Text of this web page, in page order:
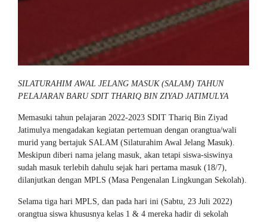
SILATURAHIM AWAL JELANG MASUK (SALAM) TAHUN
PELAJARAN BARU SDIT THARIQ BIN ZIYAD JATIMULYA
Memasuki tahun pelajaran 2022-2023 SDIT Thariq Bin Ziyad
Jatimulya mengadakan kegiatan pertemuan dengan orangtua/wali
murid yang bertajuk SALAM (Silaturahim Awal Jelang Masuk).
Meskipun diberi nama jelang masuk, akan tetapi siswa-siswinya
sudah masuk terlebih dahulu sejak hari pertama masuk (18/7),
dilanjutkan dengan MPLS (Masa Pengenalan Lingkungan Sekolah).
Selama tiga hari MPLS, dan pada hari ini (Sabtu, 23 Juli 2022)
orangtua siswa khususnya kelas 1 & 4 mereka hadir di sekolah